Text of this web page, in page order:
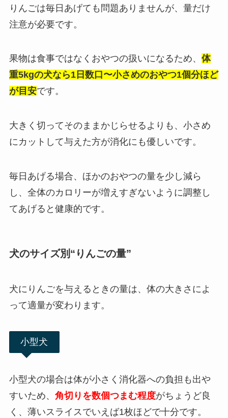
りんごは毎日あげても問題ありませんが、量だけ
注意が必要です。
果物は食事ではなくおやつの扱いになるため、 体
重5kgの犬なら1日数口〜小さめのおやつ1個分ほど
が目安です。
大きく切ってそのままかじらせるよりも、小さめ
にカットして与えた方が消化にも優しいです。
毎日あげる場合、ほかのおやつの量を少し減ら
し、全体のカロリーが増えすぎないように調整し
てあげると健康的です。
犬のサイズ別“りんごの量”
犬にりんごを与えるときの量は、体の大きさによ
って適量が変わります。
小型犬
小型犬の場合は体が小さく消化器への負担も出や
すいため、 角切りを数個つまむ程度がちょうど良
く、薄いスライスでいえば1枚ほどで十分です。